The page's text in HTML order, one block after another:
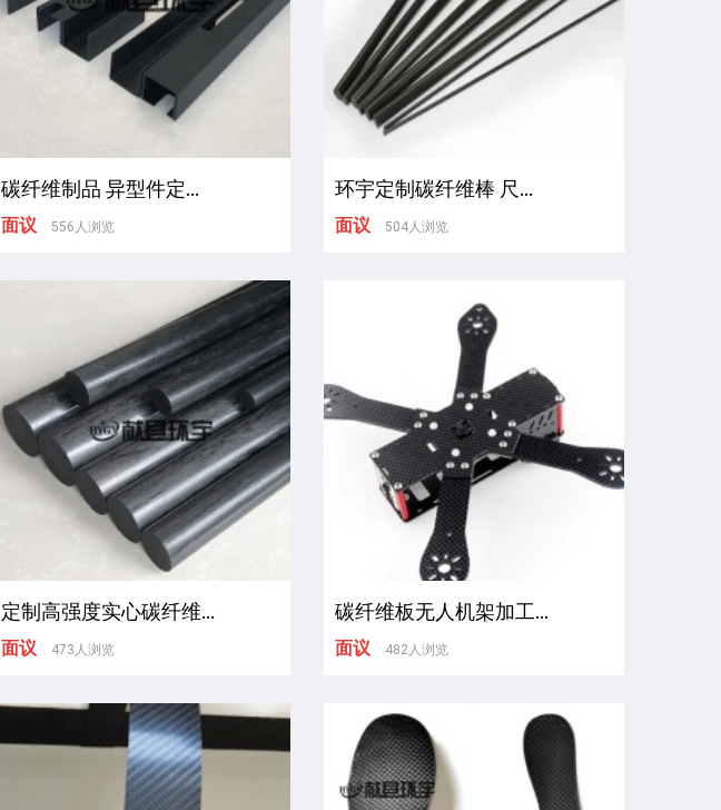
碳纤维制品 异型件定...
面议 556人浏览
环宇定制碳纤维棒 尺...
面议 504人浏览
定制高强度实心碳纤维...
面议 473人浏览
碳纤维板无人机架加工...
面议 482人浏览